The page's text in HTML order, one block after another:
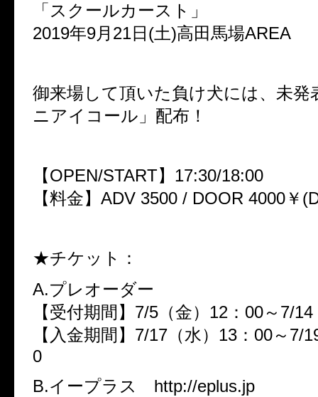
「スクールカースト」
2019年9月21日(土)高田馬場AREA
御来場して頂いた負け犬には、未発
ニアイコール」配布！
【OPEN/START】17:30/18:00
【料金】ADV 3500 / DOOR 4000￥
★チケット：
A.プレオーダー
【受付期間】7/5（金）12：00～7/
【入金期間】7/17（水）13：00～7/
0
B.イープラス http://eplus.jp